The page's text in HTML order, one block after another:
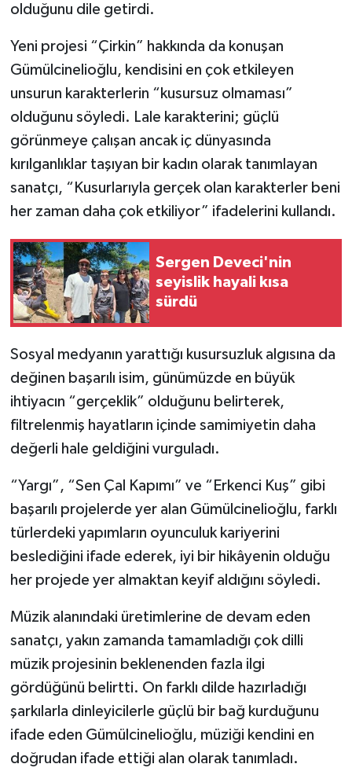
olduğunu dile getirdi.
Yeni projesi “Çirkin” hakkında da konuşan
Gümülcinelioğlu, kendisini en çok etkileyen
unsurun karakterlerin “kusursuz olmaması”
olduğunu söyledi. Lale karakterini; güçlü
görünmeye çalışan ancak iç dünyasında
kırılganlıklar taşıyan bir kadın olarak tanımlayan
sanatçı, “Kusurlarıyla gerçek olan karakterler beni
her zaman daha çok etkiliyor” ifadelerini kullandı.
Sergen Deveci'nin
seyislik hayali kısa
sürdü
Sosyal medyanın yarattığı kusursuzluk algısına da
değinen başarılı isim, günümüzde en büyük
ihtiyacın “gerçeklik” olduğunu belirterek,
filtrelenmiş hayatların içinde samimiyetin daha
değerli hale geldiğini vurguladı.
“Yargı”, “Sen Çal Kapımı” ve “Erkenci Kuş” gibi
başarılı projelerde yer alan Gümülcinelioğlu, farklı
türlerdeki yapımların oyunculuk kariyerini
beslediğini ifade ederek, iyi bir hikâyenin olduğu
her projede yer almaktan keyif aldığını söyledi.
Müzik alanındaki üretimlerine de devam eden
sanatçı, yakın zamanda tamamladığı çok dilli
müzik projesinin beklenenden fazla ilgi
gördüğünü belirtti. On farklı dilde hazırladığı
şarkılarla dinleyicilerle güçlü bir bağ kurduğunu
ifade eden Gümülcinelioğlu, müziği kendini en
doğrudan ifade ettiği alan olarak tanımladı.